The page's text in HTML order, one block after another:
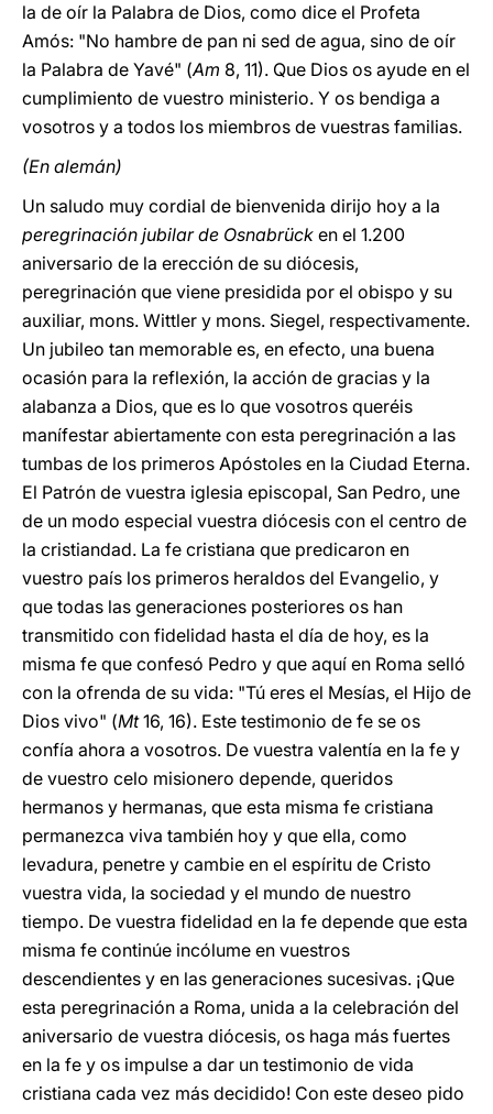
la de oír la Palabra de Dios, como dice el Profeta
Amós: "No hambre de pan ni sed de agua, sino de oír
la Palabra de Yavé" (Am 8, 11). Que Dios os ayude en el
cumplimiento de vuestro ministerio. Y os bendiga a
vosotros y a todos los miembros de vuestras familias.
(En alemán)
Un saludo muy cordial de bienvenida dirijo hoy a la
peregrinación jubilar de Osnabrück en el 1.200
aniversario de la erección de su diócesis,
peregrinación que viene presidida por el obispo y su
auxiliar, mons. Wittler y mons. Siegel, respectivamente.
Un jubileo tan memorable es, en efecto, una buena
ocasión para la reflexión, la acción de gracias y la
alabanza a Dios, que es lo que vosotros queréis
manífestar abiertamente con esta peregrinación a las
tumbas de los primeros Apóstoles en la Ciudad Eterna.
El Patrón de vuestra iglesia episcopal, San Pedro, une
de un modo especial vuestra diócesis con el centro de
la cristiandad. La fe cristiana que predicaron en
vuestro país los primeros heraldos del Evangelio, y
que todas las generaciones posteriores os han
transmitido con fidelidad hasta el día de hoy, es la
misma fe que confesó Pedro y que aquí en Roma selló
con la ofrenda de su vida: "Tú eres el Mesías, el Hijo de
Dios vivo" (Mt16, 16). Este testimonio de fe se os
confía ahora a vosotros. De vuestra valentía en la fe y
de vuestro celo misionero depende, queridos
hermanos y hermanas, que esta misma fe cristiana
permanezca viva también hoy y que ella, como
levadura, penetre y cambie en el espíritu de Cristo
vuestra vida, la sociedad y el mundo de nuestro
tiempo. De vuestra fidelidad en la fe depende que esta
misma fe continúe incólume en vuestros
descendientes y en las generaciones sucesivas. ¡Que
esta peregrinación a Roma, unida a la celebración del
aniversario de vuestra diócesis, os haga más fuertes
en la fe y os impulse a dar un testimonio de vida
cristiana cada vez más decidido! Con este deseo pido